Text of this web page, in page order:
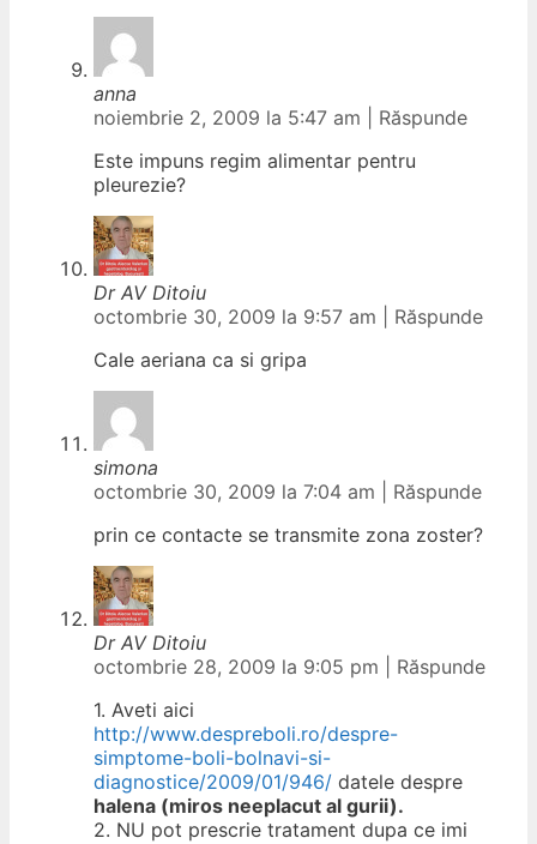
anna
noiembrie 2, 2009 la 5:47 am
Răspunde
Este impuns regim alimentar pentru
pleurezie?
Dr AV Ditoiu
octombrie 30, 2009 la 9:57 am
Răspunde
Cale aeriana ca si gripa
simona
octombrie 30, 2009 la 7:04 am
Răspunde
prin ce contacte se transmite zona zoster?
Dr AV Ditoiu
octombrie 28, 2009 la 9:05 pm
Răspunde
1. Aveti aici
http://www.despreboli.ro/despre-
simptome-boli-bolnavi-si-
diagnostice/2009/01/946/ datele despre
halena (miros neeplacut al gurii).
2. NU pot prescrie tratament dupa ce imi